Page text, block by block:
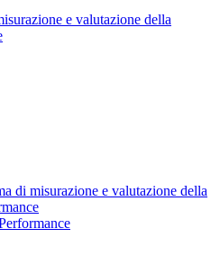
e valutazione della
di misurazione e valutazione della